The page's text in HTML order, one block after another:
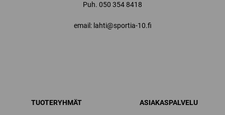
Puh. 050 354 8418
email: lahti@sportia-10.fi
TUOTERYHMÄT ASIAKASPALVELU